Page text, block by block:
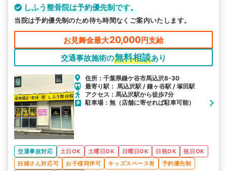
しふう整骨院は予約優先制です。
当院は予約優先制のため待ち時間なくご案内いたします。
お見舞金最大20,000円支給
交通事故施術の無料相談あり
住所：千葉県鎌ケ谷市馬込沢8-30
最寄り駅： 馬込沢駅 / 鎌ヶ谷駅 / 塚田駅
アクセス：馬込沢駅から徒歩7分
駐車場：無（店舗に寄せれば駐車可能）
交通事故対応 土日OK 土曜日OK 日曜日OK 日祝OK
祝日OK
妊婦さん対応可
お子様同伴可 キッズスペース有
予約優先制